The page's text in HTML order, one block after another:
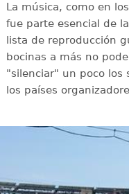
La música, como en
fue parte esencial de
lista de reproducción
bocinas a más no
"silenciar" un poco los
los países